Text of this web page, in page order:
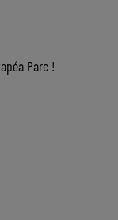
Parc !